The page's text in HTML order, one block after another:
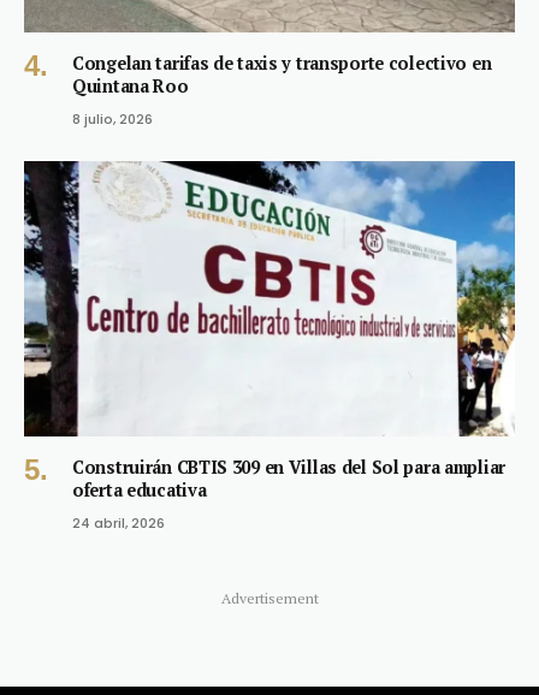
Congelan tarifas de taxis y transporte colectivo en
Quintana Roo
8 julio, 2026
Construirán CBTIS 309 en Villas del Sol para ampliar
oferta educativa
24 abril, 2026
Advertisement